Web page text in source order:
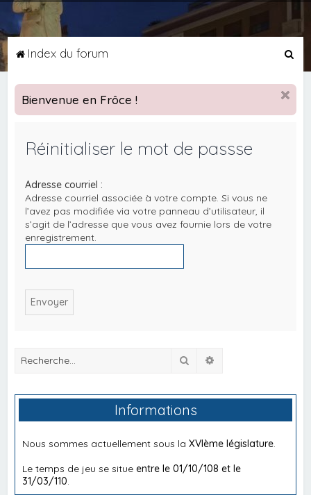
Index du forum
c
h
Bienvenue en Frôce !
Réinitialiser le mot de passse
Adresse courriel :
Adresse courriel associée à votre compte. Si vous ne
l’avez pas modifiée via votre panneau d’utilisateur, il
s’agit de l’adresse que vous avez fournie lors de votre
enregistrement.
Rechercher
Informations
Nous sommes actuellement sous laXVIème législature
Le temps de jeu se situeentre le 01/10/108 et le
31/03/110